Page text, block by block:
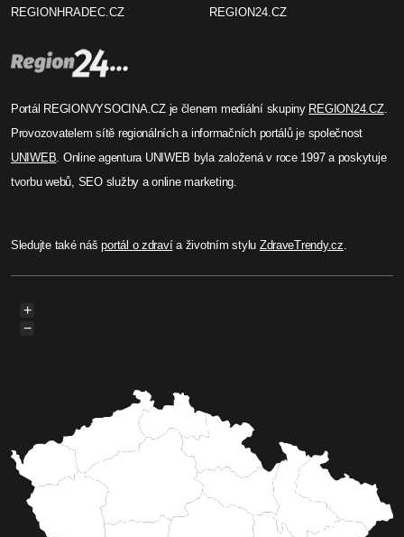
REGIONHRADEC.CZ REGION24.CZ
Portál REGIONVYSOCINA.CZ je členem mediální skupiny REGION24.CZ.
Provozovatelem sítě regionálních a informačních portálů je společnost
UNIWEB. Online agentura UNIWEB byla založená v roce 1997 a poskytuje
tvorbu webů, SEO služby a online marketing.
Sledujte také nášportál o zdravía životním stylu ZdraveTrendy.cz.
+
−